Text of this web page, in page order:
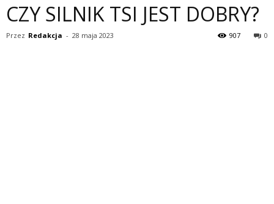
CZY SILNIK TSI JEST DOBRY?
Przez Redakcja - 28 maja 2023 0
907